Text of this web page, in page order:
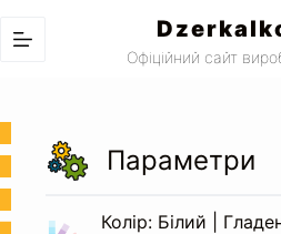
до
Офіційний сайт
Параметри
Колір: Білий |